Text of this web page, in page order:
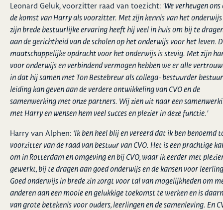
Leonard Geluk, voorzitter raad van toezicht: 'We verheugen ons
de komst van Harry als voorzitter. Met zijn kennis van het onderwijs
zijn brede bestuurlijke ervaring heeft hij veel in huis om bij te
aan de gerichtheid van de scholen op het onderwijs voor het leven.
maatschappelijke opdracht voor het onderwijs is stevig. Met zijn
voor onderwijs en verbindend vermogen hebben we er alle
in dat hij samen met Ton Bestebreur als collega-bestuurder
leiding kan geven aan de verdere ontwikkeling van CVO en de
samenwerking met onze partners. Wij zien uit naar een
met Harry en wensen hem veel succes en plezier in deze functie.'
Harry van Alphen: ‘Ik ben heel blij en vereerd dat ik ben benoemd
voorzitter van de raad van bestuur van CVO. Het is een prachtige
om in Rotterdam en omgeving en bij CVO, waar ik eerder met
gewerkt, bij te dragen aan goed onderwijs en de kansen voor
Goed onderwijs in brede zin zorgt voor tal van mogelijkheden om
anderen aan een mooie en gelukkige toekomst te werken en is
van grote betekenis voor ouders, leerlingen en de samenleving. En